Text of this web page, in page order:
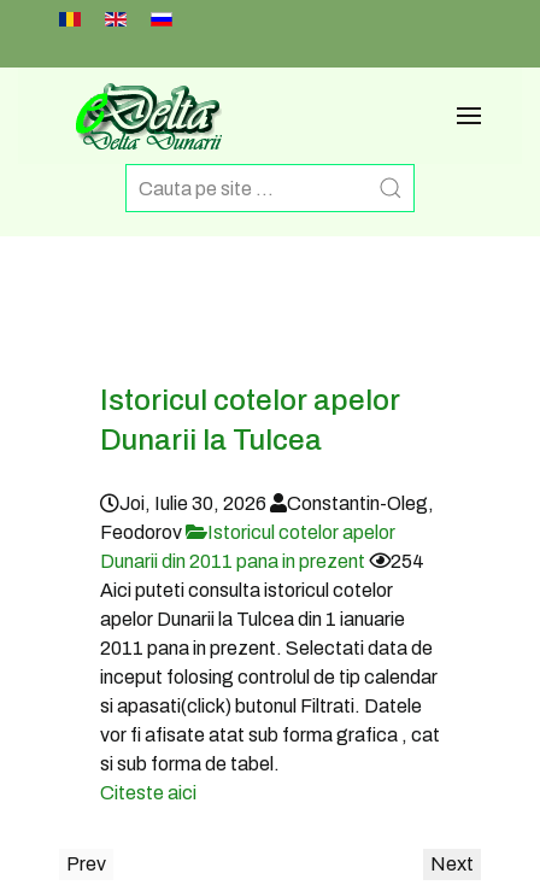
Select your language
Istoricul cotelor apelor
Dunarii la Tulcea
Joi, Iulie 30, 2026
Constantin-Oleg,
Feodorov
Istoricul cotelor apelor
Dunarii din 2011 pana in prezent
254
Aici puteti consulta istoricul cotelor
apelor Dunarii la Tulcea din 1 ianuarie
2011 pana in prezent. Selectati data de
inceput folosing controlul de tip calendar
si apasati(click) butonul Filtrati. Datele
vor fi afisate atat sub forma grafica , cat
si sub forma de tabel.
Citeste aici
Prev Next